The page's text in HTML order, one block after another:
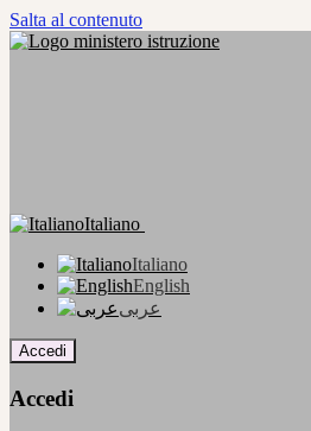
Salta al contenuto
Italiano
Italiano
English
عربى
Accedi
Accedi